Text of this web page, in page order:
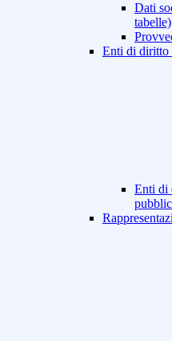
Dati
tabelle)
Enti di diritto
Enti di